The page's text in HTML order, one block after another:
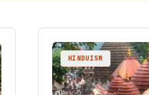
HINDUISM